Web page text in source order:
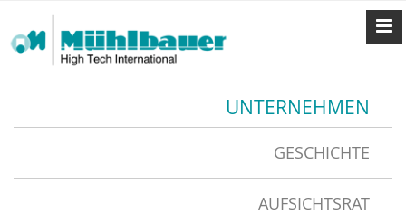
UNTERNEHMEN
GESCHICHTE
AUFSICHTSRAT